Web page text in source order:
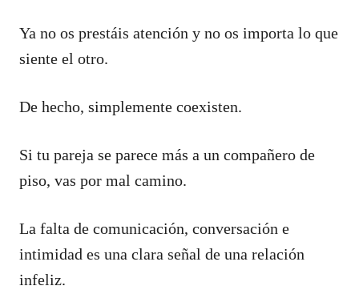
Ya no os prestáis atención y no os importa lo que
siente el otro.
De hecho, simplemente coexisten.
Si tu pareja se parece más a un compañero de
piso, vas por mal camino.
La falta de comunicación, conversación e
intimidad es una clara señal de una relación
infeliz.